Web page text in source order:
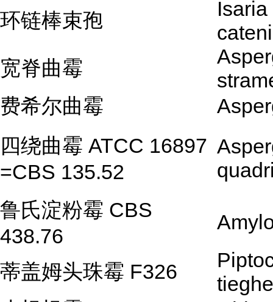
环链棒束孢
Isaria
宽脊曲霉
费希尔曲霉
四绕曲霉 ATCC 16897
=CBS 135.52
鲁氏淀粉霉 CBS
438.76
蒂盖姆头珠霉 F326